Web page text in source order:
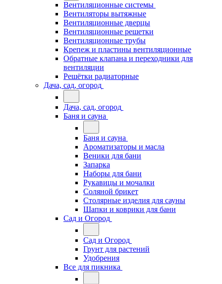
Вентиляционные системы
Вентиляторы вытяжные
Вентиляционные дверцы
Вентиляционные решетки
Вентиляционные трубы
Крепеж и пластины вентиляционные
Обратные клапана и переходники для
вентиляции
Решётки радиаторные
Дача, сад, огород
Дача, сад, огород
Баня и сауна
Баня и сауна
Ароматизаторы и масла
Веники для бани
Запарка
Наборы для бани
Рукавицы и мочалки
Соляной брикет
Столярные изделия для сауны
Шапки и коврики для бани
Сад и Огород
Сад и Огород
Грунт для растений
Удобрения
Все для пикника